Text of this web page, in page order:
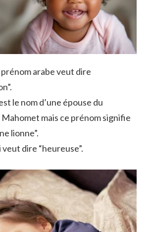
prénom arabe veut dire
le nom d’une épouse du
mais ce prénom signifie
lionne”.
veut dire “heureuse”.